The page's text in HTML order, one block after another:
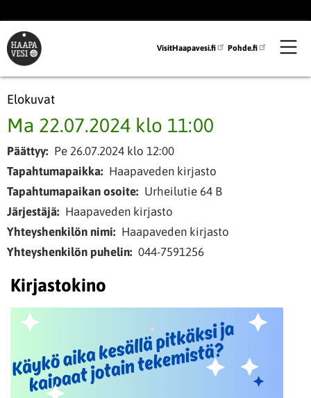
pääsisältöön
VisitHaapavesi.fi Pohde.fi
Elokuvat
Ma 22.07.2024 klo 11:00
Päättyy
Pe 26.07.2024 klo 12:00
Tapahtumapaikka
Haapaveden kirjasto
Tapahtumapaikan osoite
Urheilutie 64 B
Järjestäjä
Haapaveden kirjasto
Yhteyshenkilön nimi
Haapaveden kirjasto
Yhteyshenkilön puhelin 044-7591256
Kirjastokino